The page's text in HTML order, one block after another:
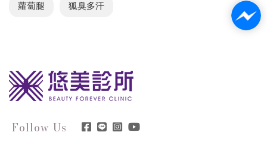
蘿蔔腿 狐臭多汗
Follow Us